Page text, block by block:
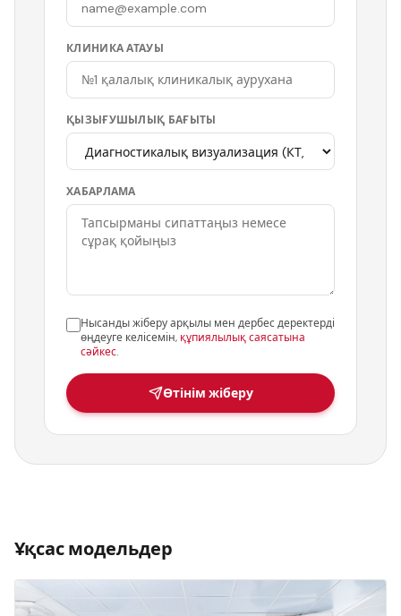
КЛИНИКА АТАУЫ
ҚЫЗЫҒУШЫЛЫҚ БАҒЫТЫ
ХАБАРЛАМА
Нысанды жіберу арқылы мен дербес деректерді
өңдеуге келісемін, құпиялылық саясатына
сәйкес.
Өтінім жіберу
Ұқсас модельдер